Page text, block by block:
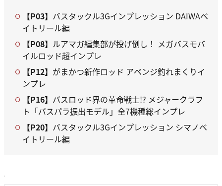
【P03】 バスタックル3Gインプレッション DAIWAベ
イトリール編
【P08】 ルアマガ編集部が投げ倒し！ メガバスモバ
イルロッド超インプレ
【P12】 がまかつ新作ロッド アベンジ釣れまくりイ
ンプレ
【P16】 バスロッド界の革命戦士!? メジャークラフ
ト「バスパラ振出モデル」全7機種総インプレ
【P20】 バスタックル3Gインプレッション シマノベ
イトリール編